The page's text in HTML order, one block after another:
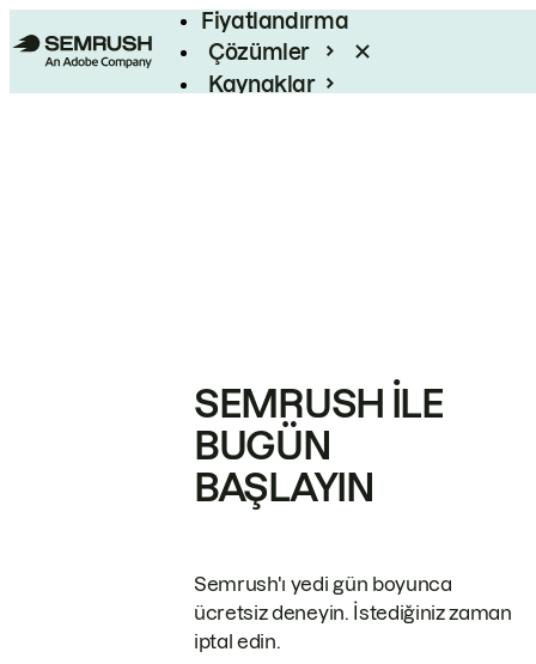
Fiyatlandırma
Çözümler
Kaynaklar
SEMRUSH ILE
BUGÜN
BAŞLAYIN
Semrush'ı yedi gün boyunca
ücretsiz deneyin. İstediğiniz zaman
iptal edin.